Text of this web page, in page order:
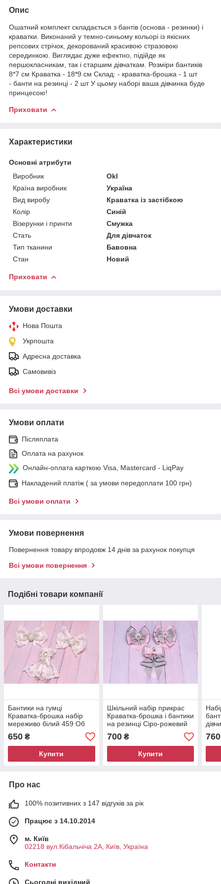
Опис
Ошатний комплект складається з бантів (основа - резинки) і
краватки. Виконаний у темно-синьому кольорі із якісних
репсових стрічок, декорований красивою стразовою
серединкою. Виглядає дуже ефектно, підійде як
першокласникам, так і старшим дівчаткам. Розміри бантиків
8*7 см Краватка - 18*9 см Склад: - краватка-брошка - 1 шт
- банти на резинці - 2 шт У цьому наборі ваша дівчинка буде
принцесою!
Приховати
Характеристики
Основні атрибути
Виробник
Okl
Країна виробник
Україна
Вид виробу
Краватка із застібкою
Колір
Синій
Візерунки і принти
Смужка
Стать
Для дівчаток
Тип тканини
Бавовна
Стан
Новий
Приховати
Умови доставки
Нова Пошта
Укрпошта
Адресна доставка
Самовивіз
Всі умови доставки
Умови оплати
Післяплата
Оплата на рахунок
Онлайн-оплата карткою Visa, Mastercard - LiqPay
Накладений платіж ( за умови передоплати 100 грн)
Всі умови оплати
Умови повернення
Повернення товару впродовж 14 днів за рахунок покупця
Всі умови повернення
Подібні товари компанії
Бантики на гумці
Краватка-брошка набір
мереживо білий 459 Об
650 ₴
Купити
Шкільний набір прикрас
Краватка-брошка і бантики
на резинці Сіро-рожевий
200 Об
700₴
Купити
760
Про нас
100% позитивних з 147 відгуків за рік
Працює з 14.10.2014
м. Київ
02218 вул.Кібальчіча 2А, Київ, Україна
Контакти
Сьогодні вихідний